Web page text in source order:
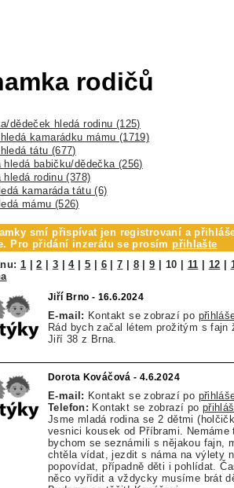
rodičů
dědeček hledá rodinu (125)
kamarádku mámu (1719)
tátu (677)
hledá babičku/dědečka (256)
hledá rodinu (378)
kamaráda tátu (6)
mámu (526)
smí přispívat jen registrovaní a
Pro přidání inzerátu se prosímpřihlašte
1 |2 3 |4| 5 6|7 8|9 10 11 12
Jiří Brno - 16.6.2024
E-mail: Kontakt se zobrazí po
Rád bych začal létem prožitým s
Jiří 38 z Brna.
Dorota Kováčová - 4.6.2024
E-mail: Kontakt se zobrazí po
Telefon: Kontakt se zobrazí po
Jsme mladá rodina se 2 dětmi
vesnici kousek od Příbrami.
bychom se seznámili s nějakou fajn,
chtěla vídat, jezdit s náma na výlety
popovídat, případně děti i pohlídat.
něco vyřídit a vždycky musíme brát